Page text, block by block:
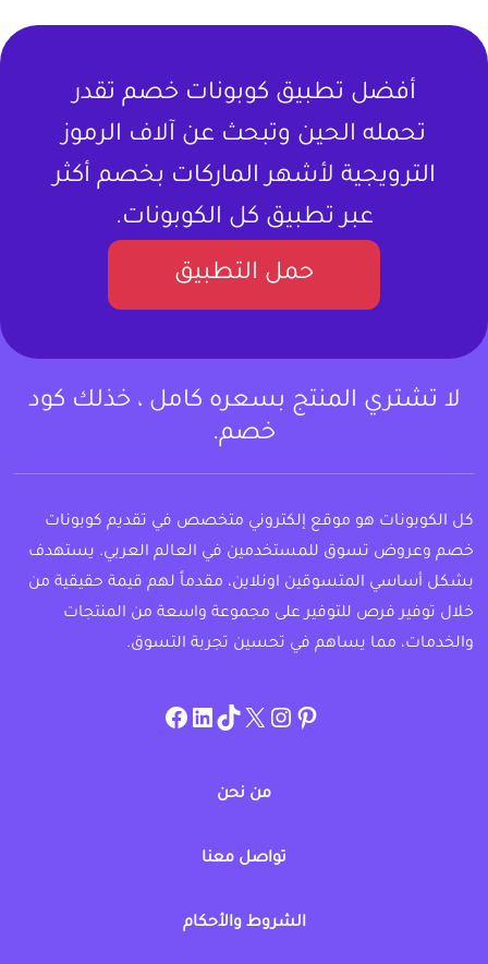
أفضل تطبيق كوبونات خصم تقدر
تحمله الحين وتبحث عن آلاف الرموز
الترويجية لأشهر الماركات بخصم أكثر
عبر تطبيق كل الكوبونات.
حمل التطبيق
لا تشتري المنتج بسعره كامل ، خذلك كود
خصم.
كل الكوبونات هو موقع إلكتروني متخصص في تقديم كوبونات
خصم وعروض تسوق للمستخدمين في العالم العربي. يستهدف
بشكل أساسي المتسوقين اونلاين، مقدماً لهم قيمة حقيقية من
خلال توفير فرص للتوفير على مجموعة واسعة من المنتجات
والخدمات، مما يساهم في تحسين تجربة التسوق.
pinterest
allcouponat
twitter
TikTok
linkedin
facebook
من نحن
تواصل معنا
الشروط والأحكام